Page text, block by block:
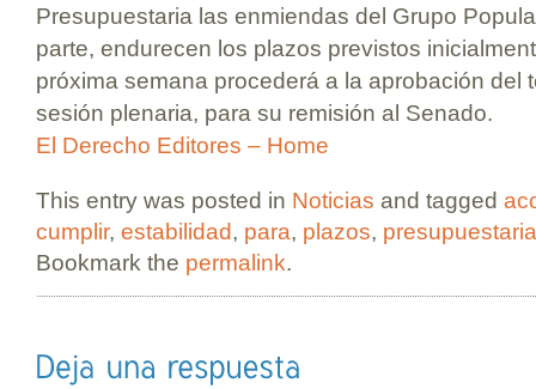
Presupuestaria las enmiendas del Grupo
parte, endurecen los plazos previstos
próxima semana procederá a la aprobación del
sesión plenaria, para su remisión al Senado.
El Derecho Editores – Home
This entry was posted in Noticias and tagged
cumplir, estabilidad, para, plazos, presupuestaria
Bookmark the permalink.